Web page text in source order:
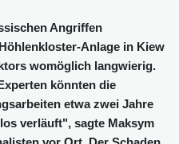
Angriffen
Anlage in Kiew
womöglich langwierig.
könnten die
etwa zwei Jahre
verläuft", sagte Maksym